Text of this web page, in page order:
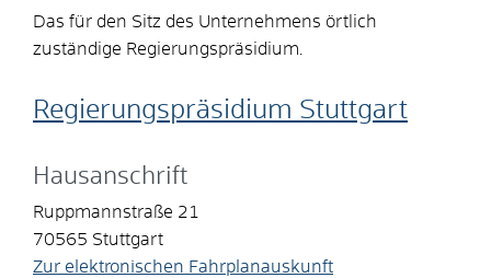
Das für den Sitz des Unternehmens örtlich
zuständige Regierungspräsidium.
Regierungspräsidium Stuttgart
Hausanschrift
Ruppmannstraße 21
70565 Stuttgart
Zur elektronischen Fahrplanauskunft